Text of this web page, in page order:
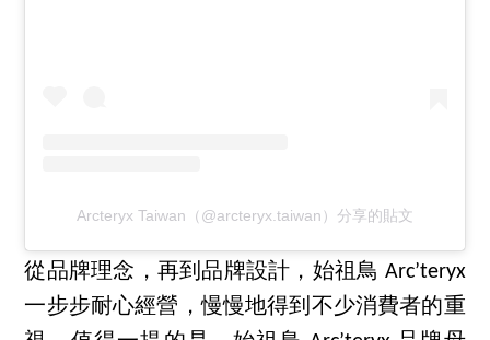
Arcteryx Taiwan（@arcteryx.taiwan）分享的貼文
從品牌理念，再到品牌設計，始祖鳥 Arc’teryx
一步步耐心經營，慢慢地得到不少消費者的重